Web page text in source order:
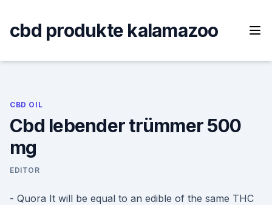
content
cbd produkte kalamazoo
CBD OIL
Cbd lebender trümmer 500
mg
EDITOR
- Quora It will be equal to an edible of the same THC